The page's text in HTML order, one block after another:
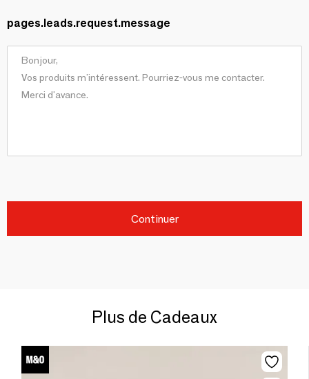
pages.leads.request.message
Continuer
Plus de Cadeaux